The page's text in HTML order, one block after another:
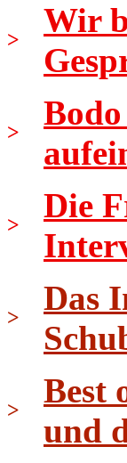
>
Wir
>
>
Die
>
Das
>
Best
und